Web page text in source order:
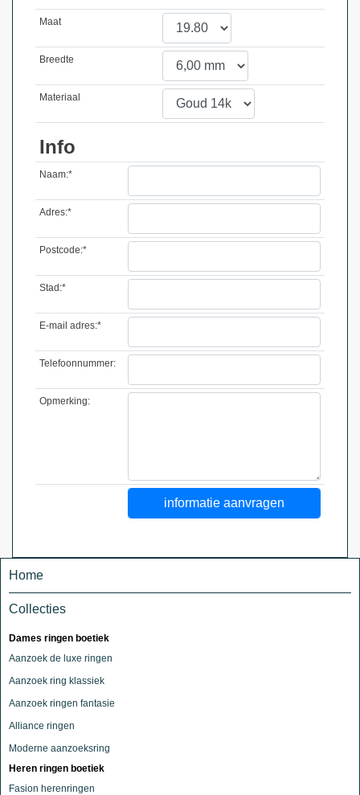
Maat
Breedte
Materiaal
Info
Naam:*
Adres:*
Postcode:*
Stad:*
E-mail adres:*
Telefoonnummer:
Opmerking:
Home
Collecties
Dames ringen boetiek
Aanzoek de luxe ringen
Aanzoek ring klassiek
Aanzoek ringen fantasie
Alliance ringen
Moderne aanzoeksring
Heren ringen boetiek
Fasion herenringen